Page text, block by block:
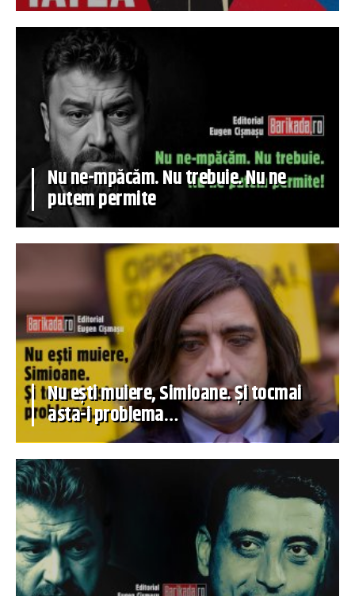
Nu ne-mpăcăm. Nu trebuie. Nu ne
putem permite
Nu ești muiere, Simioane. Și tocmai
asta-i problema…